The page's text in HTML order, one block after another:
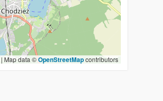
| Map data ©OpenStreetMapcontributors